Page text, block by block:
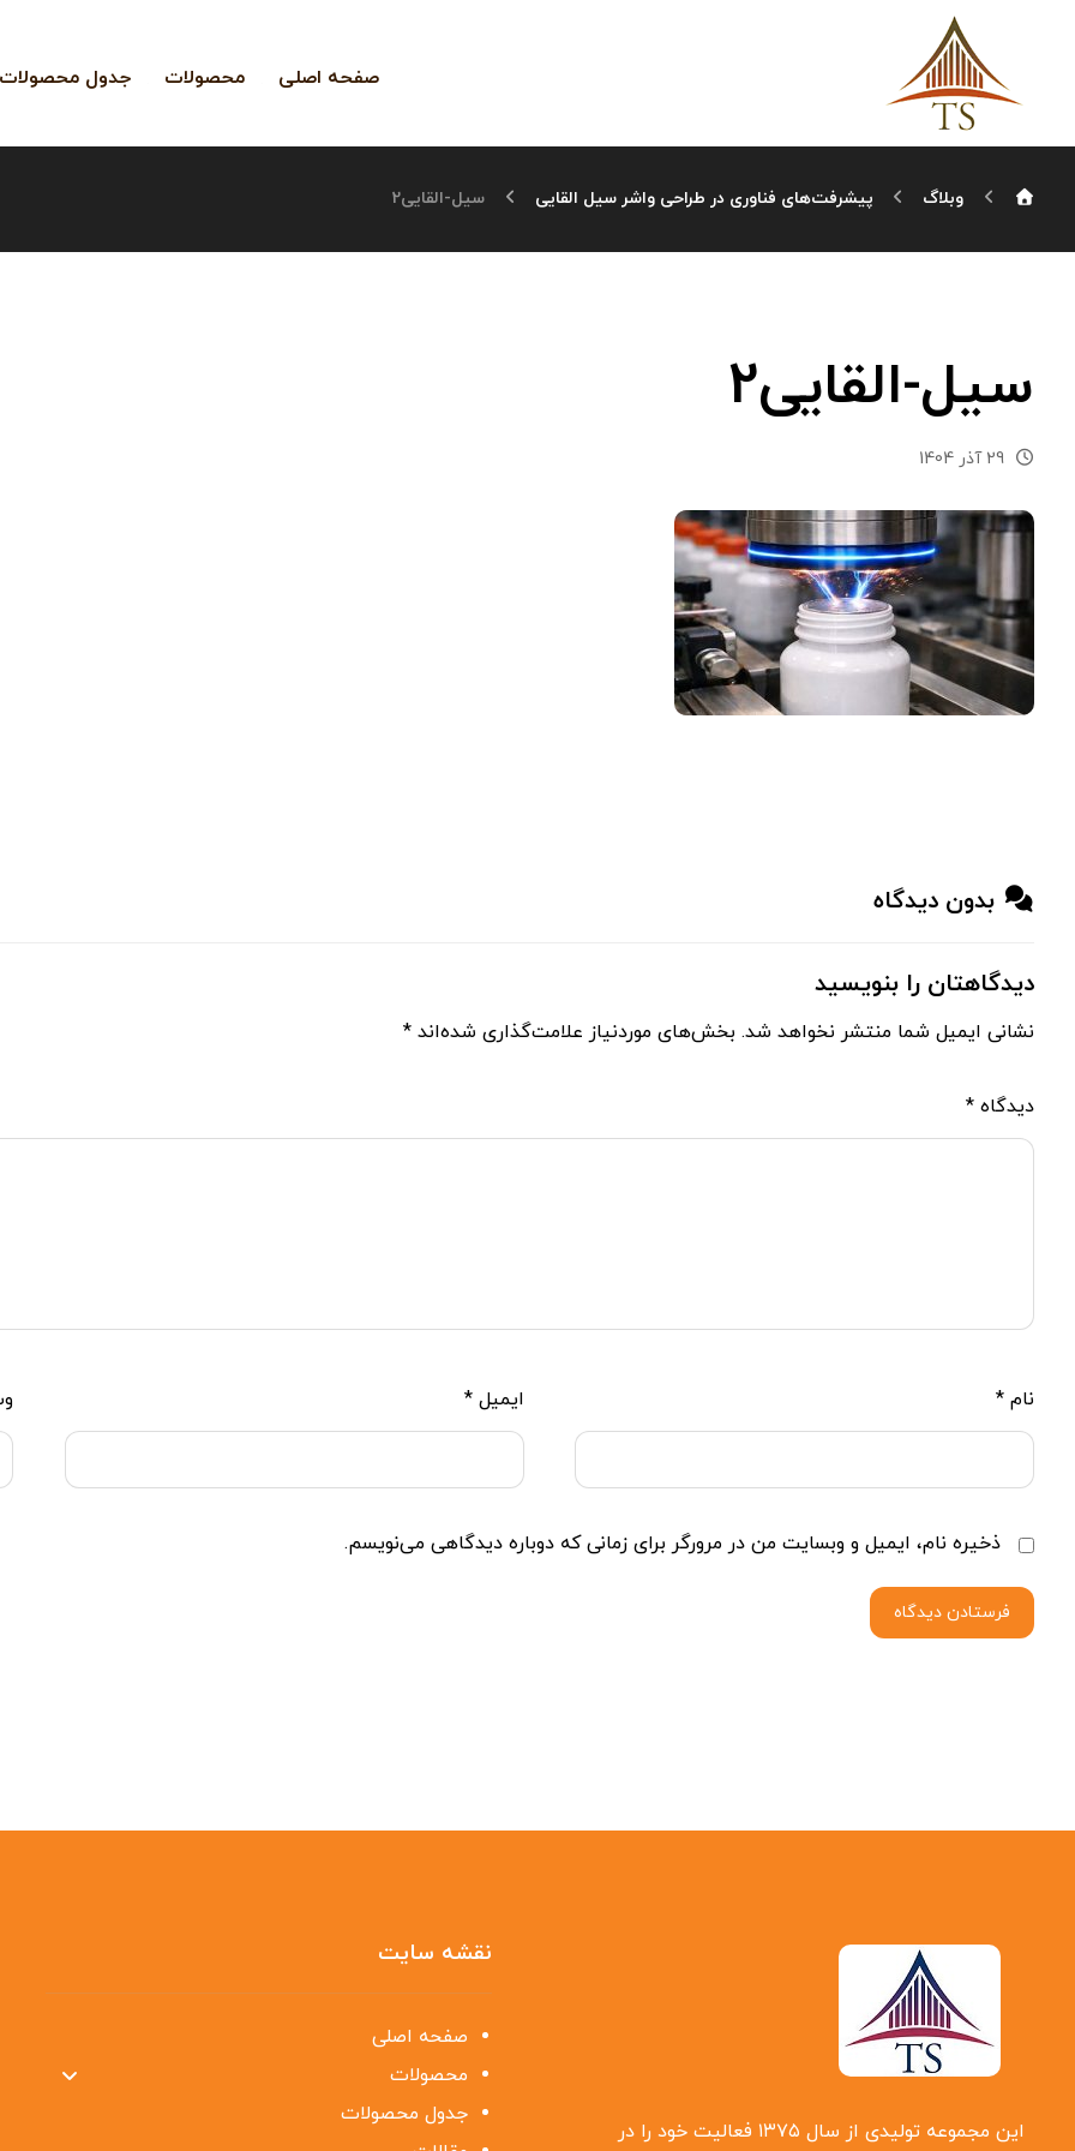
صفحه اصلی محصولات جدول محصولات
وبلاگ پیشرفت‌های فناوری در طراحی واشر سیل القایی سیل-القایی2
سیل-القایی2
29 آذر 1404
بدون دیدگاه
دیدگاهتان را بنویسید
نشانی ایمیل شما منتشر نخواهد شد. بخش‌های موردنیاز علامت‌گذاری شده‌اند *
دیدگاه *
نام * ایمیل*
ذخیره نام، ایمیل و وبسایت من در مرورگر برای زمانی که دوباره دیدگاهی می‌نویسم.
فرستادن دیدگاه
این مجموعه تولیدی از سال ۱۳۷۵ فعالیت خود را در
نقشه سایت
صفحه اصلی
محصولات
جدول محصولات